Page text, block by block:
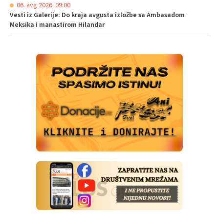
06. avg 2026. 09:00
Vesti iz Galerije: Do kraja avgusta izložbe sa Ambasadom
Meksika i manastirom Hilandar